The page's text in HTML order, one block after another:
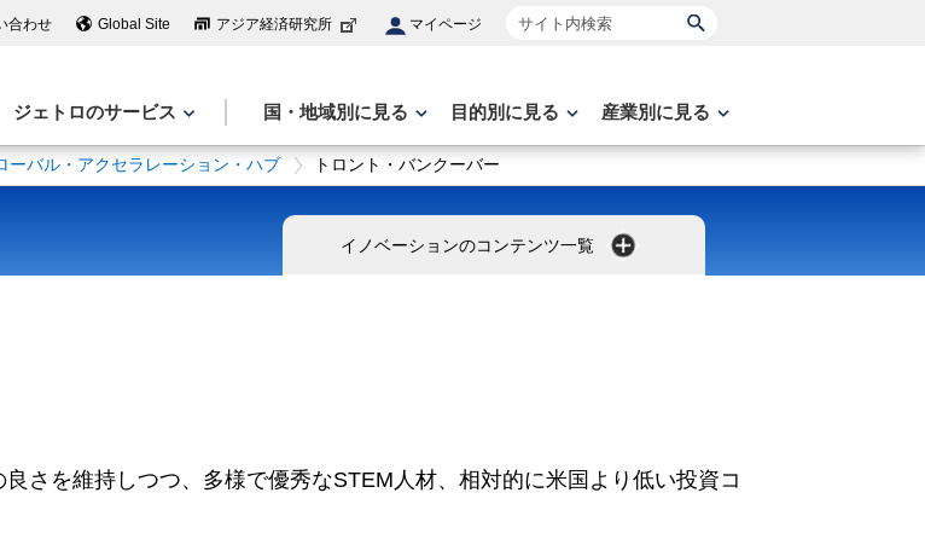
合わせ Global Site アジア経済研究所 マイページ サイト内検索
ジェトロのサービス 国・地域別に見る 目的別に見る 産業別に見る
ーバル・アクセラレーション・ハブ トロント・バンクーバー
イノベーションのコンテンツ一覧
さを維持しつつ、多様で優秀なSTEM人材、相対的に米国より低い投資コ